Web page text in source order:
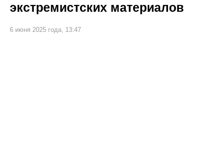
экстремистских материалов
6 июня 2025 года, 13:47